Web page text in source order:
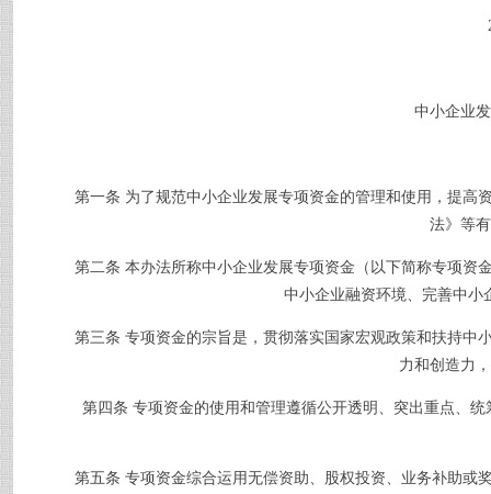
中小企业
第一条 为了规范中小企业发展专项资金的管理和使用，提高
法》等
第二条 本办法所称中小企业发展专项资金（以下简称专项资
中小企业融资环境、完善中小
第三条 专项资金的宗旨是，贯彻落实国家宏观政策和扶持中
力和创造力
第四条 专项资金的使用和管理遵循公开透明、突出重点、
第五条 专项资金综合运用无偿资助、股权投资、业务补助或